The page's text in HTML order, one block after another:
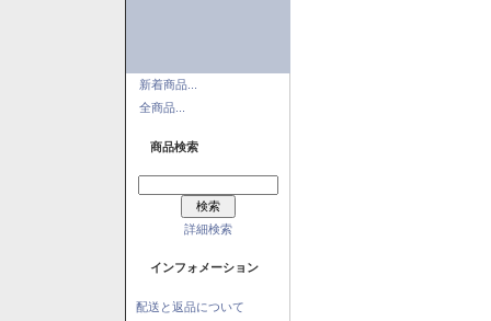
新着商品...
全商品...
商品検索
詳細検索
インフォメーション
配送と返品について